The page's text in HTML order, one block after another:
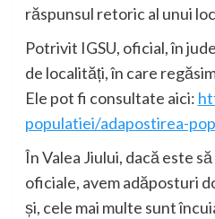
răspunsul retoric al unui
Potrivit IGSU, oficial, în
de localități, în care
Ele pot fi consultate aici:
populatiei/adapostirea-
În Valea Jiului, dacă este
oficiale, avem adăposturi
și, cele mai multe sunt